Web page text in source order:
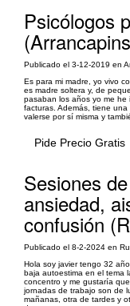
Psicólogos
Publicado el 3-12-2019 en
Es para mi madre, yo vivo
es madre soltera y, de
pasaban los años yo me he
facturas. Además, tiene
valerse por sí misma y
Pide Precio Gratis
Sesiones
ansiedad,
confusión
Publicado el 8-2-2024 en
Hola soy javier tengo 32
baja autoestima en el tema
concentro y me gustaría
jornadas de trabajo son de
mañanas, otra de tardes y